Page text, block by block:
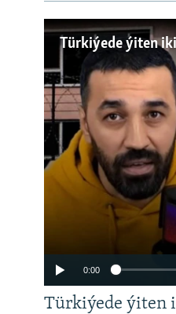
Türkiýede ýiten
0:00
Türkiýede ýiten